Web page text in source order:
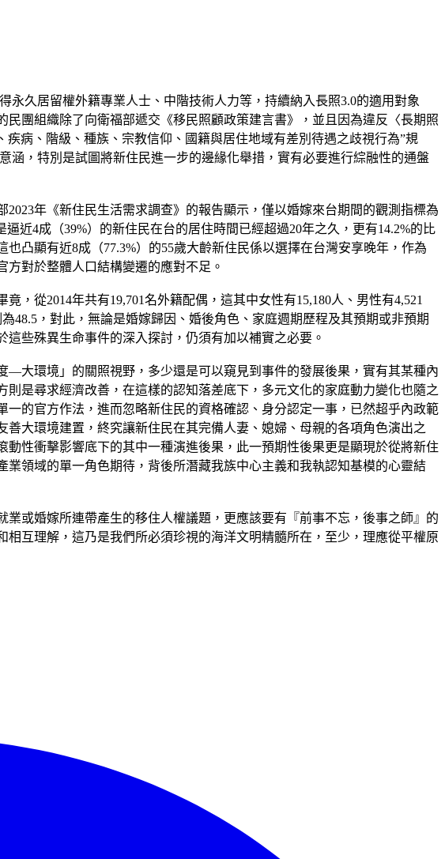
久居留權外籍專業人士、中階技術人力等，持續納入長照3.0的適用對象
團組織除了向衛福部遞交《移民照顧政策建言書》，並且因為違反〈長期照
病、階級、種族、宗教信仰、國籍與居住地域有差別待遇之歧視行為”規
涵，特別是試圖將新住民進一步的邊緣化舉措，實有必要進行綜融性的通盤
年《新住民生活需求調查》的報告顯示，僅以婚嫁來台期間的觀測指標為
近4成（39%）的新住民在台的居住時間已經超過20年之久，更有14.2%的比
凸顯有近8成（77.3%）的55歲大齡新住民係以選擇在台灣安享晚年，作為
對於整體人口結構變遷的應對不足。
從2014年共有19,701名外籍配偶，這其中女性有15,180人、男性有4,521
48.5，對此，無論是婚嫁歸因、婚後角色、家庭週期歷程及其預期或非預期
些殊異生命事件的深入探討，仍須有加以補實之必要。
大環境」的關照視野，多少還是可以窺見到事件的發展後果，實有其某種內
是尋求經濟改善，在這樣的認知落差底下，多元文化的家庭動力變化也隨之
的官方作法，進而忽略新住民的資格確認、身分認定一事，已然超乎內政範
大環境建置，終究讓新住民在其完備人妻、媳婦、母親的各項角色演出之
性衝擊影響底下的其中一種演進後果，此一預期性後果更是顯現於從將新住
領域的單一角色期待，背後所潛藏我族中心主義和我執認知基模的心靈結
或婚嫁所連帶產生的移住人權議題，更應該要有『前事不忘，後事之師』的
互理解，這乃是我們所必須珍視的海洋文明精髓所在，至少，理應從平權原